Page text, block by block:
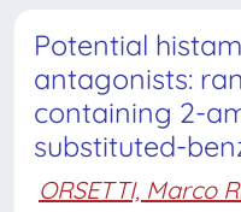
Potential
antagonists:
containing 2-
substituted-
ORSETTI, Marco